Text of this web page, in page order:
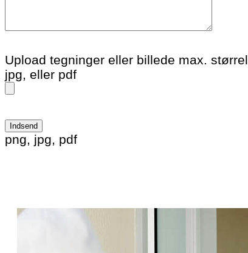
Upload tegninger eller billede max.
jpg, eller pdf
Please leave this field empty.
png, jpg, pdf